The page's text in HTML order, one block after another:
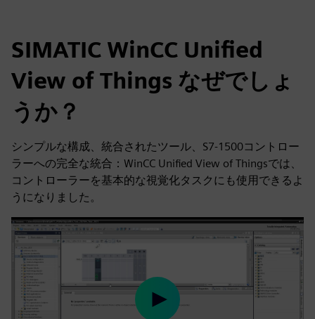
SIMATIC WinCC Unified
View of Things なぜでしょ
うか？
シンプルな構成、統合されたツール、S7-1500コントロー
ラーへの完全な統合：WinCC Unified View of Thingsでは、
コントローラーを基本的な視覚化タスクにも使用できるよ
うになりました。
Play